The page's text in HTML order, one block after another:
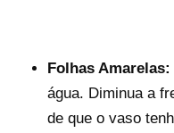
Folhas Amarelas:
água. Diminua a
de que o vaso